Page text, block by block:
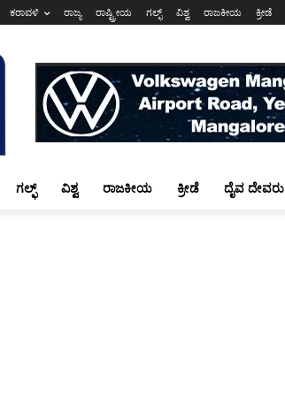
ಕರಾವಳಿ ರಾಜ್ಯ ರಾಷ್ಟ್ರೀಯ ಗಲ್ಫ್ ವಿಶ್ವ ರಾಜಕೀಯ ಕ್ರೀಡೆ
ಗಲ್ಫ್ ವಿಶ್ವ ರಾಜಕೀಯ ಕ್ರೀಡೆ ದೈವ ದೇವರು